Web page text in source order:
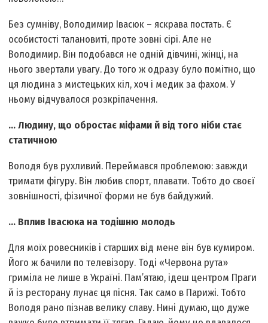
Без сумніву, Володимир Івасюк – яскрава постать. Є
особистості талановиті, проте зовні сірі. Але не
Володимир. Він подобався не одній дівчині, жінці, на
нього звертали увагу. До того ж одразу було помітно, що
ця людина з мистецьких кіл, хоч і медик за фахом. У
ньому відчувалося розкріпачення.
... Людину, що обростає міфами й від того ніби стає
статичною
Володя був рухливий. Переймався проблемою: завжди
тримати фігуру. Він любив спорт, плавати. Тобто до своєї
зовнішності, фізичної форми не був байдужий.
... Вплив Івасюка на тодішню молодь
Для моїх ровесників і старших від мене він був кумиром.
Його ж бачили по телевізору. Тоді «Червона рута»
гриміла не лише в Україні. Пам’ятаю, ідеш центром Праги
й із ресторану лунає ця пісня. Так само в Парижі. Тобто
Володя рано пізнав велику славу. Нині думаю, що дуже